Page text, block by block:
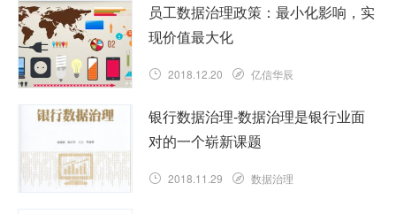
员工数据治理政策：最小化影响，实
现价值最大化
2018.12.20 亿信华辰
银行数据治理-数据治理是银行业面
对的一个崭新课题
2018.11.29 数据治理